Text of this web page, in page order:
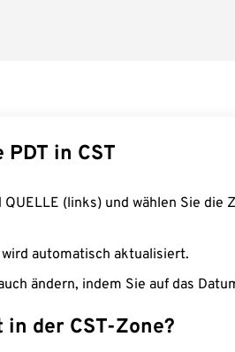
in CST
(links) und wählen Sie die
automatisch aktualisiert.
ändern, indem Sie auf das
der CST-Zone?